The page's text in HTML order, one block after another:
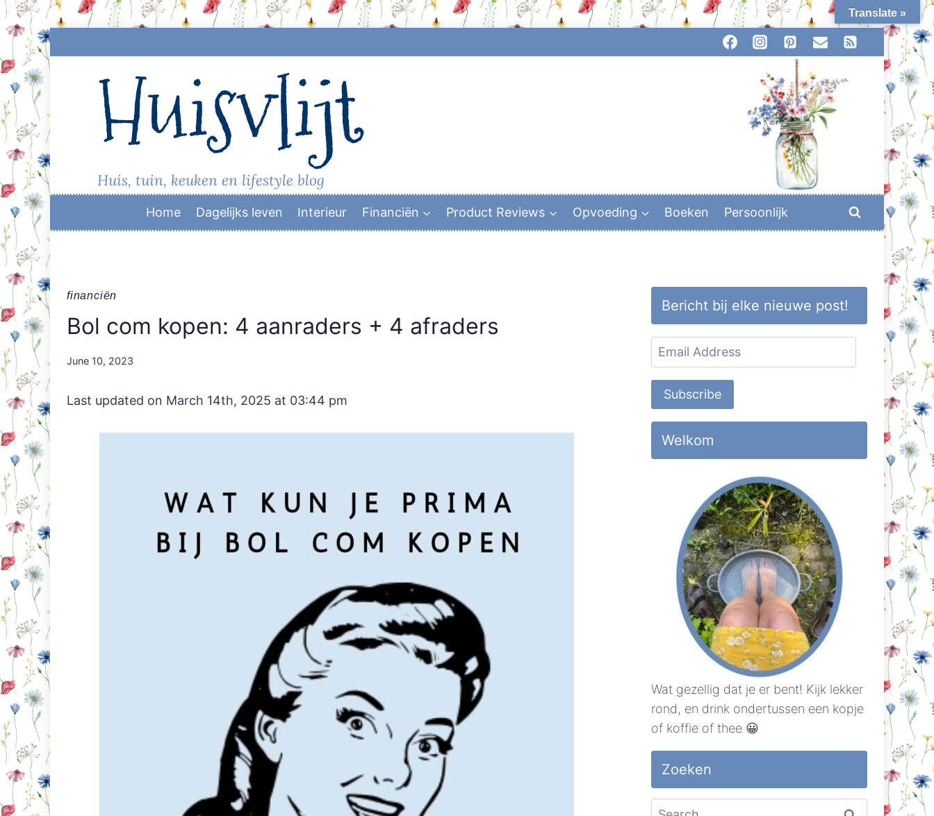
Skip
to
Huisvlijt
Huis, tuin, keuken en lifestyle blog
Home Dagelijks leven Interieur Financiën Product Reviews Opvoeding Boeken Persoonlijk
financiën
Bol com kopen: 4 aanraders + 4 afraders
By
June 10, 2023
Last updated on March 14th, 2025 at 03:44 pm
Bericht bij elke nieuwe post!
Email
Address
Subscribe
Welkom
Wat gezellig dat je er bent! Kijk lekker
rond, en drink ondertussen een kopje
of koffie of thee 😀
Zoeken
Search
Translate »